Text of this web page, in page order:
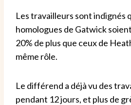
Les travailleurs sont indignés
homologues de Gatwick
20% de plus que ceux de
même rôle.
Le différend a déjà vu des
pendant 12 jours, et plus de